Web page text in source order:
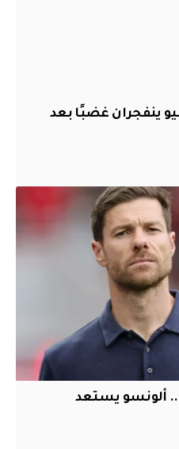
ينفجران غضبًا بعد
ألونسو يستعد